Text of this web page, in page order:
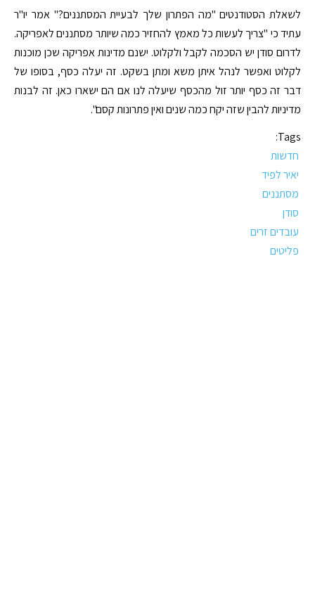
לשאלת הסטודנטים "מה הפתרון שלך לבעיית המסתננים?" אמר יו"ר
עתיד כי "צריך לעשות כל מאמץ להחזיר כמה שיותר מסתננים לאפריקה.
לדרום סודן יש הסכמה לקבל ולקלוט. ישנם מדינות אפריקה שכן מוכנות
לקלוט ואפשר לנהל איתן משא ומתן בשקט. זה יעלה כסף, בסופו של
דבר זה כסף יותר זול מהכסף שיעלה לנו אם הם ישארו כאן. זה לבנות
מדיניות להבין שזה יקח כמה שנים ואין פתרונות קסם".
Tags:
חדשות
יאיר לפיד
מסתננים
סודן
עובדים זרים
פליטים